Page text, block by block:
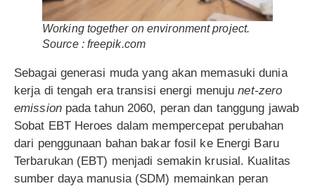
Working together on environment project.
Source : freepik.com
Sebagai generasi muda yang akan memasuki dunia
kerja di tengah era transisi energi menujunet-zero
emissionpada tahun 2060, peran dan tanggung jawab
Sobat EBT Heroes dalam mempercepat perubahan
dari penggunaan bahan bakar fosil ke Energi Baru
Terbarukan (EBT) menjadi semakin krusial. Kualitas
sumber daya manusia (SDM) memainkan peran